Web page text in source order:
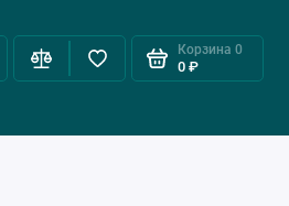
Корзина 0
0 ₽